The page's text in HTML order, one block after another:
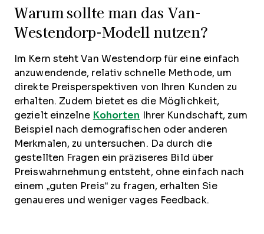
Warum sollte man das Van-
Westendorp-Modell nutzen?
Im Kern steht Van Westendorp für eine einfach
anzuwendende, relativ schnelle Methode, um
direkte Preisperspektiven von Ihren Kunden zu
erhalten. Zudem bietet es die Möglichkeit,
gezielt einzelne Kohorten Ihrer Kundschaft, zum
Beispiel nach demografischen oder anderen
Merkmalen, zu untersuchen. Da durch die
gestellten Fragen ein präziseres Bild über
Preiswahrnehmung entsteht, ohne einfach nach
einem „guten Preis“ zu fragen, erhalten Sie
genaueres und weniger vages Feedback.